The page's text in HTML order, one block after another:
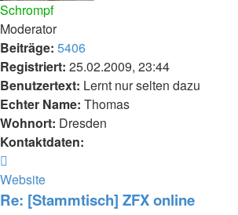
Schrompf
Moderator
Beiträge: 5406
Registriert: 25.02.2009, 23:44
Benutzertext: Lernt nur selten dazu
Echter Name: Thomas
Wohnort: Dresden
Kontaktdaten:
von
Schrompf
Website
Re: [Stammtisch] ZFX online